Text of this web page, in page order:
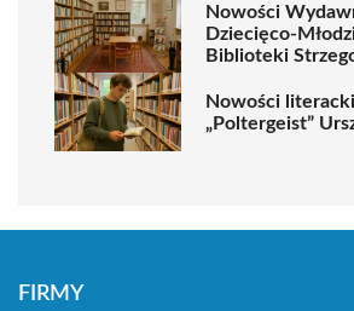
Nowości
Dziecięco-
Biblioteki
Nowości
„Poltergeist”
FIRMY